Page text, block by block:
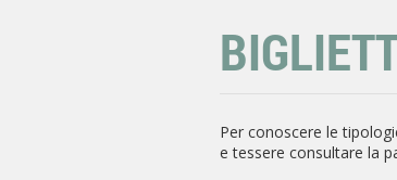
Per conoscere le
e tessere consultare la